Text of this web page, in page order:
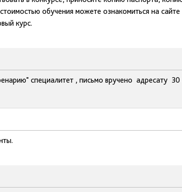
обучения можете ознакомиться на
курс.
специалитет , письмо вручено адресату